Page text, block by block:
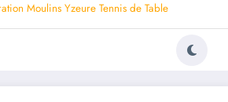
Moulins Yzeure Tennis de Table